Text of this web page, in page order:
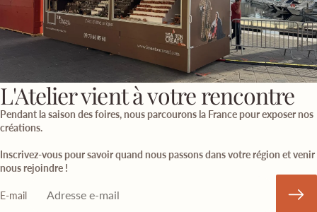
L'Atelier vient à votre rencontre
Pendant la saison des foires, nous parcourons la France pour exposer nos
créations.
Inscrivez-vous pour savoir quand nous passons dans votre région et venir
nous rejoindre !
E-mail